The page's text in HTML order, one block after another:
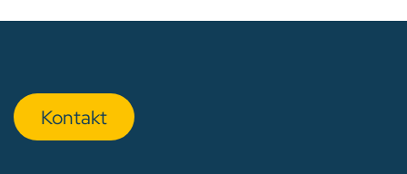
Kon​​​​​​ta​​kt